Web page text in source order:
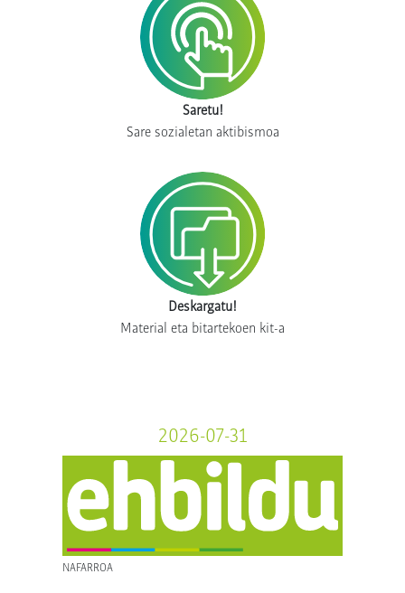
Saretu!
Sare sozialetan aktibismoa
Deskargatu!
Material eta bitartekoen kit-a
2026-07-31
NAFARROA